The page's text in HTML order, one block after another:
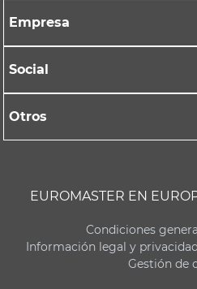
Empresa
Social
Otros
EUROMASTER EN
Condiciones
Información legal y privacidad
Gestión de